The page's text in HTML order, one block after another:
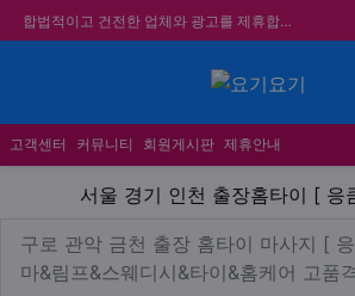
합법적이고 건전한 업체와 광고를 제휴합니다.
★ 요기요기 업체회원 안내사항 ★
불건전한 게시글은 삭제 및 회원탈퇴 됩니다.
고객센터 커뮤니티 회원게시판 제휴안내
서울 경기 인천 출
서울 경기 인천 출장홈타이 [ 응
업체 정보
구로 관악 금천 출
구로 관악 금천 출장 홈타이 마사지 [
마&림프&스웨디시&타이&홈케어 고품